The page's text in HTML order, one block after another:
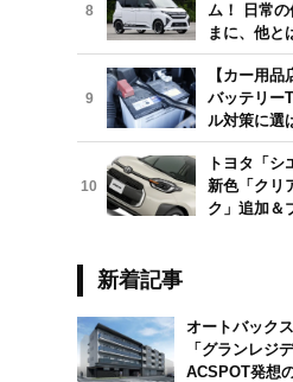
8
ム！ 日常の
まに、他と
9
【カー用
バッテリー
ル対策に選
ルは？【
10
トヨタ「
新色「クリ
ク」追加＆
新着記事
オートバック
「グランレ
ACSPOT発想